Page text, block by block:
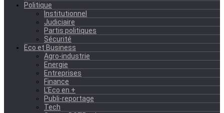
Politique
Institutionnel
Judiciaire
Partis politiques
Sécurité
Eco et Business
Agro-industrie
Energie
Entreprises
Finance
L’Eco en +
Publi-reportage
Tech